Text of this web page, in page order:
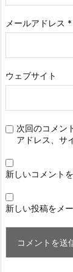
メールアドレス *
ウェブサイト
次回のコメン
アドレス、サ
新しいコメント
新しい投稿をメ